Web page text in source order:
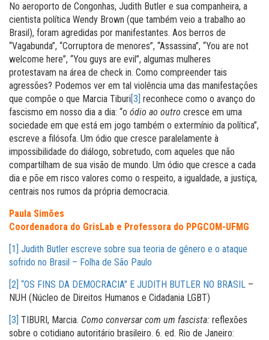
No aeroporto de Congonhas, Judith Butler e sua companheira, a
cientista política Wendy Brown (que também veio a trabalho ao
Brasil), foram agredidas por manifestantes. Aos berros de
“Vagabunda”, “Corruptora de menores”, “Assassina”, “You are not
welcome here”, “You guys are evil”, algumas mulheres
protestavam na área de check in. Como compreender tais
agressões? Podemos ver em tal violência uma das manifestações
que compõe o que Marcia Tiburi[3] reconhece como o avanço do
fascismo em nosso dia a dia: “o ódio ao outro cresce em uma
sociedade em que está em jogo também o extermínio da política”,
escreve a filósofa. Um ódio que cresce paralelamente à
impossibilidade do diálogo, sobretudo, com aqueles que não
compartilham de sua visão de mundo. Um ódio que cresce a cada
dia e põe em risco valores como o respeito, a igualdade, a justiça,
centrais nos rumos da própria democracia.
Paula Simões
Coordenadora do GrisLab e Professora do PPGCOM-UFMG
[1] Judith Butler escreve sobre sua teoria de gênero e o ataque
sofrido no Brasil – Folha de São Paulo
[2] “OS FINS DA DEMOCRACIA” E JUDITH BUTLER NO BRASIL –
NUH (Núcleo de Direitos Humanos e Cidadania LGBT)
[3] TIBURI, Marcia. Como conversar com um fascista: reflexões
sobre o cotidiano autoritário brasileiro. 6. ed. Rio de Janeiro: